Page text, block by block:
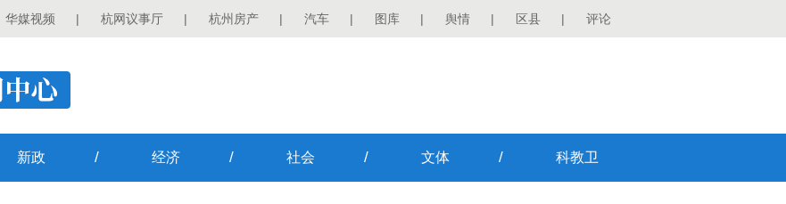
华媒视频 | 杭网议事厅 | 杭州房产 | 汽车 | 图库 | 舆情 | 区县 | 评论
新政 / 经济 / 社会 / 文体 / 科教卫